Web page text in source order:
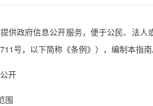
供政府信息公开服务，便于公民、法
711号，以下简称《条例》），编制本指南
开
围